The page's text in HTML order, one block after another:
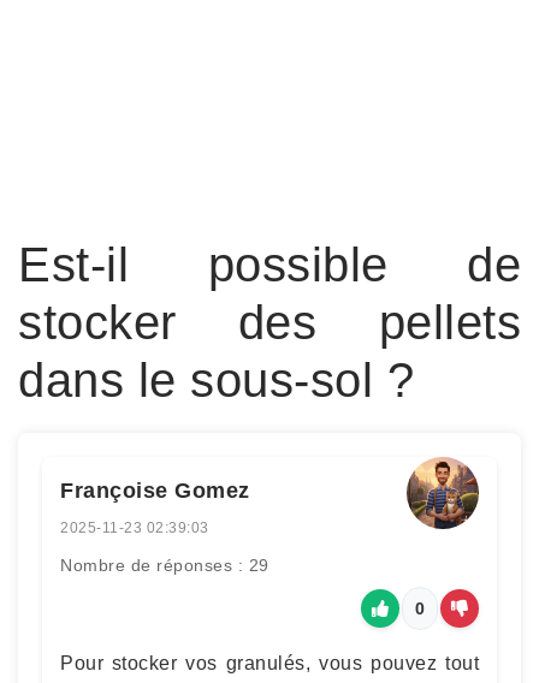
Est-il possible de
stocker des pellets
dans le sous-sol ?
Françoise Gomez
2025-11-23 02:39:03
Nombre de réponses : 29
0
Pour stocker vos granulés, vous pouvez tout